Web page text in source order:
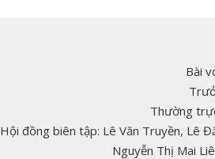
Bài
Thường
Hội đồng biên tập: Lê Văn Truyền, Lê
Nguyễn Thị Mai